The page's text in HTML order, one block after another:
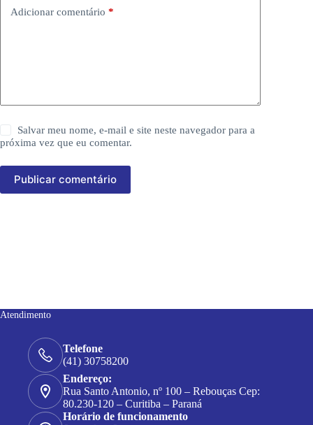
Adicionar comentário *
Salvar meu nome, e-mail e site neste navegador para a
próxima vez que eu comentar.
Publicar comentário
Atendimento
Telefone
(41) 30758200
Endereço:
Rua Santo Antonio, nº 100 – Rebouças Cep:
80.230-120 – Curitiba – Paraná
Horário de funcionamento